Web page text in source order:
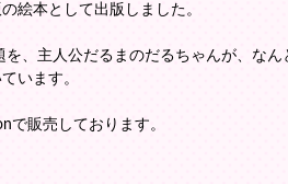
絵本として出版しました。
を、主人公だるまのだるちゃんが、な
います。
で販売しております。